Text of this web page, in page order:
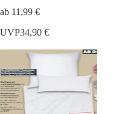
ab 11,99 €
UVP34,90 €